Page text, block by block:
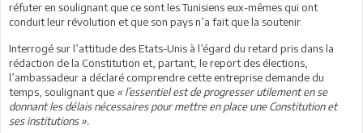
réfuter en soulignant que ce sont les Tunisiens eux-mêmes qui ont
conduit leur révolution et que son pays n’a fait que la soutenir.
Interrogé sur l’attitude des Etats-Unis à l’égard du retard pris dans la
rédaction de la Constitution et, partant, le report des élections,
l’ambassadeur a déclaré comprendre cette entreprise demande du
temps, soulignant que « l’essentiel est de progresser utilement en se
donnant les délais nécessaires pour mettre en place une Constitution et
ses institutions ».